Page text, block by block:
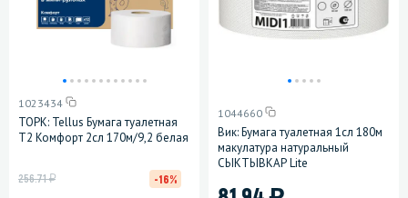
1023434
ТОРК: Tellus Бумага туалетная
T2 Комфорт 2сл 170м/9,2 белая
256.71у -16%
1044660
Вик: Бумага туалетная 1сл 180м
макулатура натуральный
СЫКТЫВКАР Lite